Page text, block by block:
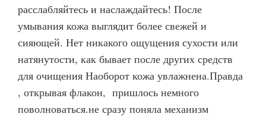
расслабляйтесь и наслаждайтесь! После
умывания кожа выглядит более свежей и
сияющей. Нет никакого ощущения сухости или
натянутости, как бывает после других средств
для очищения Наоборот кожа увлажнена.Правда
, открывая флакон, пришлось немного
поволноваться.не сразу поняла механизм